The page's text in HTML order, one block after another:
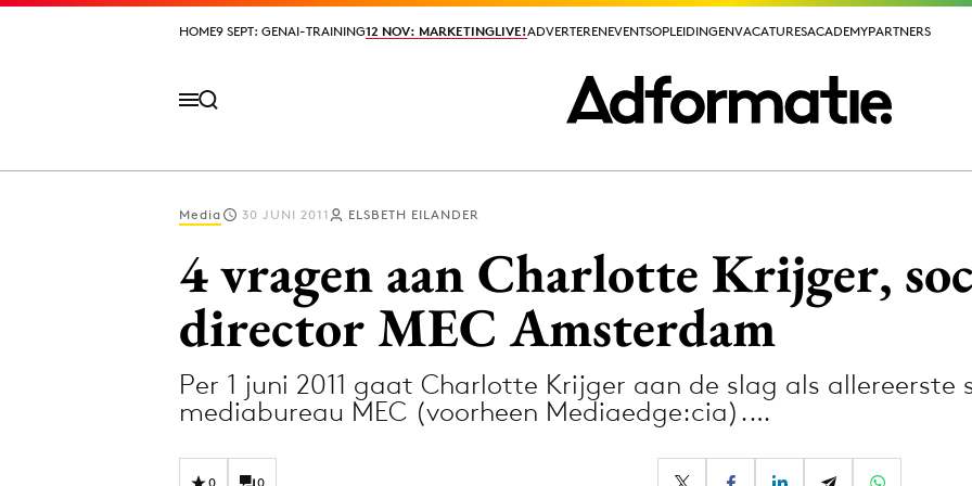
HOME9 SEPT: GENAI-TRAINING12 NOV: MARKETINGLIVE!ADVERTERENEVENTSOPLEIDINGENVACATURESACADEMYPARTNERS
HOME9 SEPT: GENAI-TRAINING12 NOV: MARKETINGLIVE!ADVERTERENEVENTSOPLEIDINGENVACATURESACADEMYPARTNERS
Design
Digital transformation
Media
Merkstrategie
PR
Media 30 JUNI 2011 ELSBETH EILANDER
4 vragen aan Charlotte Krijger,
director MEC Amsterdam
Per 1 juni 2011 gaat Charlotte Krijger aan de slag als
mediabureau MEC (voorheen Mediaedge:cia).…
0 0